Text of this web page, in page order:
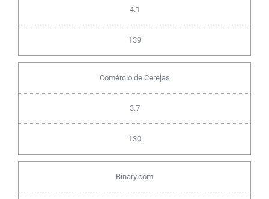
4.1
139
Comércio de Cerejas
3.7
130
Binary.com